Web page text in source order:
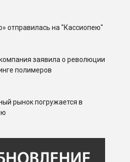
отправилась на "Кассиопею"
заявила о революции
полимеров
рынок погружается в